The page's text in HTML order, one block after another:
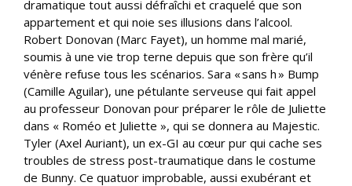
dramatique tout aussi défraîchi et craquelé que son
appartement et qui noie ses illusions dans l’alcool.
Robert Donovan (Marc Fayet), un homme mal marié,
soumis à une vie trop terne depuis que son frère qu’il
vénère refuse tous les scénarios. Sara « sans h » Bump
(Camille Aguilar), une pétulante serveuse qui fait appel
au professeur Donovan pour préparer le rôle de Juliette
dans « Roméo et Juliette », qui se donnera au Majestic.
Tyler (Axel Auriant), un ex-GI au cœur pur qui cache ses
troubles de stress post-traumatique dans le costume
de Bunny. Ce quatuor improbable, aussi exubérant et